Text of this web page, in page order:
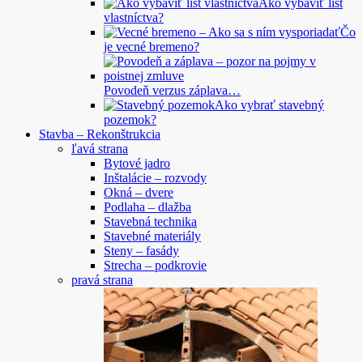
Ako vybaviť list
vlastníctva?
Čo
je vecné bremeno?
Povodeň verzus záplava…
Ako vybrať stavebný
pozemok?
Stavba – Rekonštrukcia
ľavá strana
Bytové jadro
Inštalácie – rozvody
Okná – dvere
Podlaha – dlažba
Stavebná technika
Stavebné materiály
Steny – fasády
Strecha – podkrovie
pravá strana